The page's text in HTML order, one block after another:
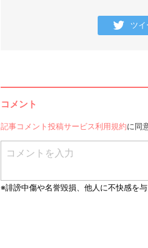
ツイ
コメント
記事コメント投稿サービス利用規約に同